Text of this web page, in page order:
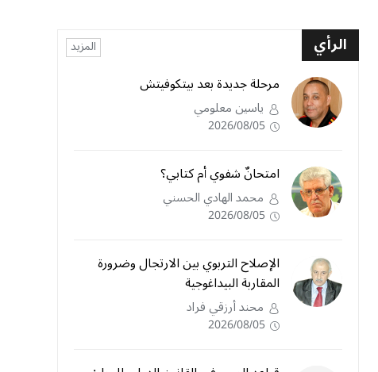
الرأي المزيد
مرحلة جديدة بعد بيتكوفيتش
ياسين معلومي
2026/08/05
امتحانٌ شفوي أم كتابي؟
محمد الهادي الحسني
2026/08/05
الإصلاح التربوي بين الارتجال وضرورة
المقاربة البيداغوجية
محند أرزقي فراد
2026/08/05